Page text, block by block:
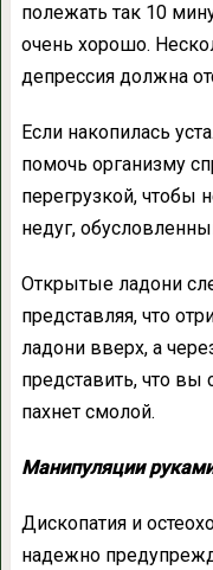
полежать так 10
очень хорошо.
депрессия должна
Если накопилась
помочь организму
перегрузкой, чтобы
недуг,
Открытые ладони
представляя, что
ладони вверх, а
представить, что вы
пахнет смолой.
Манипуляции
Дископатия и
надежно